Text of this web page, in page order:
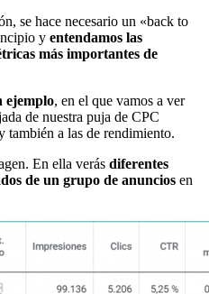
se hace necesario un «back to
y entendamos las
más importantes de
ejemplo, en el que vamos a ver
de nuestra puja de CPC
también a las de rendimiento.
En ella verás diferentes
de un grupo de anuncios en